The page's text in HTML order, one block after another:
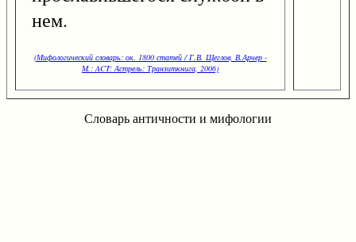
нем.
(Мифологический словарь: ок. 1800 статей / Г.В. Щеглов, В.Арчер -
М.: ACT: Астрель: Транзиткнига, 2006)
Словарь античности и мифологии